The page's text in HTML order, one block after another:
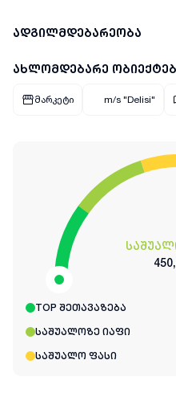
ადგილმდებარეობა
ახლომდებარე
მარკეტი m/s "Delisi"
TOP შეთავაზება
საშუალოზე იაფი
საშუალო ფასი